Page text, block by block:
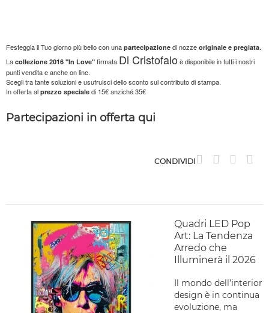
Festeggia il Tuo giorno più bello con una partecipazione di nozze originale e pregiata.
La collezione 2016 "In Love" firmata Di Cristofalo è disponibile in tutti i nostri
punti vendita e anche on line.
Scegli tra tante soluzioni e usufruisci dello sconto sul contributo di stampa.
In offerta al prezzo speciale di 15€ anziché 35€
Partecipazioni in offerta qui
CONDIVIDI
Quadri LED Pop
Art: La Tendenza
Arredo che
Illuminerà il 2026
Il mondo dell’interior
design è in continua
evoluzione, ma